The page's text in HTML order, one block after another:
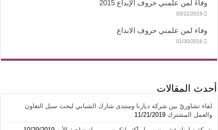
وفاءً لمن علمني حروف الإبداع 2015
03/21/2019
وفاء لمن علمني حروف الابداع
01/30/2016
أحدث المقالات
لقاء تشاوريّ بين شركة ديارنا ومنتدى شارك الشبابي لبحث سبل التعاون
والعمل المشترك 11/21/2019